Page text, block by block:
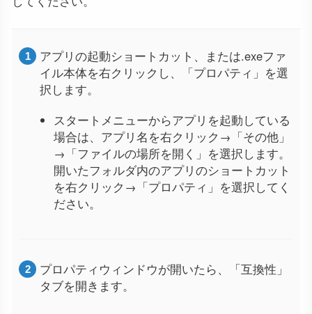
アプリの起動ショートカット、または.exeファ
イル本体を右クリックし、「プロパティ」を選
択します。
スタートメニューからアプリを起動している
場合は、アプリ名を右クリック→「その他」
→「ファイルの場所を開く」を選択します。
開いたフォルダ内のアプリのショートカット
を右クリック→「プロパティ」を選択してく
ださい。
プロパティウィンドウが開いたら、「互換性」
タブを開きます。